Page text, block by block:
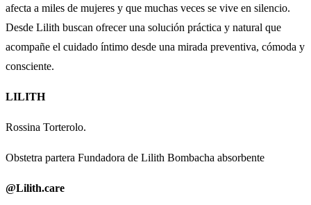
afecta a miles de mujeres y que muchas veces se vive en silencio.
Desde Lilith buscan ofrecer una solución práctica y natural que
acompañe el cuidado íntimo desde una mirada preventiva, cómoda y
consciente.
LILITH
Rossina Torterolo.
Obstetra partera Fundadora de Lilith Bombacha absorbente
@Lilith.care